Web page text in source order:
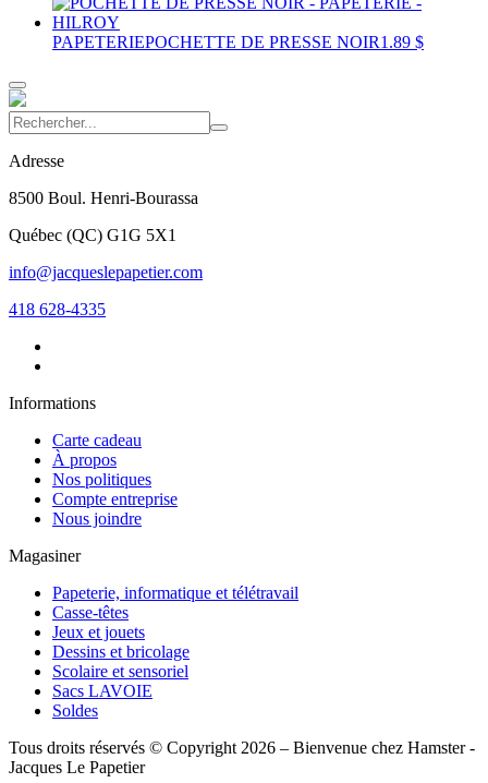
PAPETERIEPOCHETTE DE PRESSE NOIR1.89 $
Adresse
8500 Boul. Henri-Bourassa
Québec (QC) G1G 5X1
info@jacqueslepapetier.com
418 628-4335
Informations
Carte cadeau
À propos
Nos politiques
Compte entreprise
Nous joindre
Magasiner
Papeterie, informatique et télétravail
Casse-têtes
Jeux et jouets
Dessins et bricolage
Scolaire et sensoriel
Sacs LAVOIE
Soldes
Tous droits réservés © Copyright 2026 – Bienvenue chez Hamster -
Jacques Le Papetier